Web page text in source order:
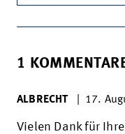
1
ALBRECHT 17.
Vielen Dank für